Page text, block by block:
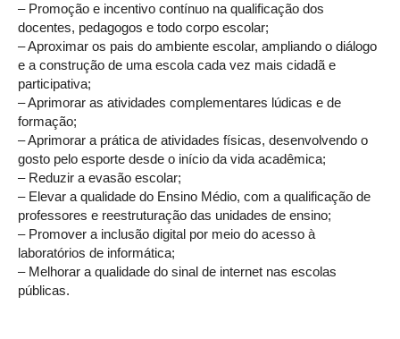
– Promoção e incentivo contínuo na qualificação dos
docentes, pedagogos e todo corpo escolar;
– Aproximar os pais do ambiente escolar, ampliando o diálogo
e a construção de uma escola cada vez mais cidadã e
participativa;
– Aprimorar as atividades complementares lúdicas e de
formação;
– Aprimorar a prática de atividades físicas, desenvolvendo o
gosto pelo esporte desde o início da vida acadêmica;
– Reduzir a evasão escolar;
– Elevar a qualidade do Ensino Médio, com a qualificação de
professores e reestruturação das unidades de ensino;
– Promover a inclusão digital por meio do acesso à
laboratórios de informática;
– Melhorar a qualidade do sinal de internet nas escolas
públicas.